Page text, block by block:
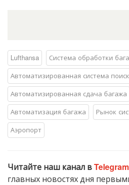
Lufthansa
Система обработки
Автоматизированная система
Автоматизированная сдача багажа
Автоматизация багажа
Рынок
Аэропорт
Читайте наш канал вTelegram
главных новостях дня